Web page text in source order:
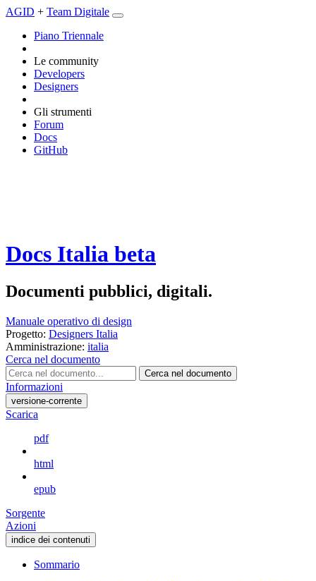
AGID + Team Digitale
Piano Triennale
Le community
Developers
Designers
Gli strumenti
Forum
Docs
GitHub
Docs Italia beta
Documenti pubblici, digitali.
Manuale operativo di design
Progetto: Designers Italia
Amministrazione: italia
Cerca nel documento
Cerca nel documento
Informazioni
versione-corrente
Scarica
pdf
html
epub
Sorgente
Azioni
indice dei contenuti
Sommario